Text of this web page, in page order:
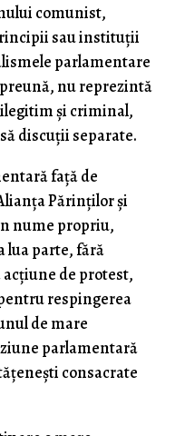
comunist,
sau instituţii
parlamentare
nu reprezintă
şi criminal,
discuţii separate.
faţă de
Părinţilor şi
nume propriu,
lua parte, fără
de protest,
respingerea
de mare
parlamentară
consacrate